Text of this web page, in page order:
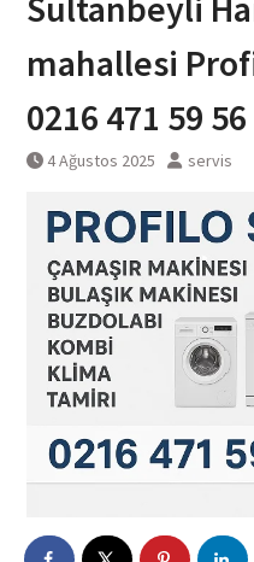
mahallesi
0216 471 59 56
4 Ağustos 2025 servis